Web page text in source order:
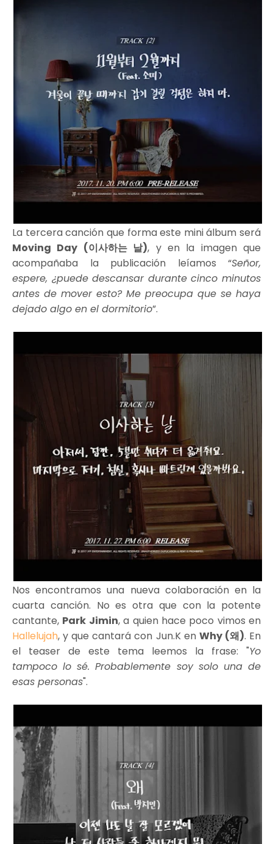
La tercera canción que forma este mini álbum será
Moving Day (이사하는 날), y en la imagen que
acompañaba la publicación leíamos “Señor,
espere, ¿puede descansar durante cinco minutos
antes de mover esto? Me preocupa que se haya
dejado algo en el dormitorio”.
Nos encontramos una nueva colaboración en la
cuarta canción. No es otra que con la potente
cantante, Park Jimin, a quien hace poco vimos en
Hallelujah, y que cantará con Jun.K en Why (왜). En
el teaser de este tema leemos la frase: "Yo
tampoco lo sé. Probablemente soy solo una de
esas personas".